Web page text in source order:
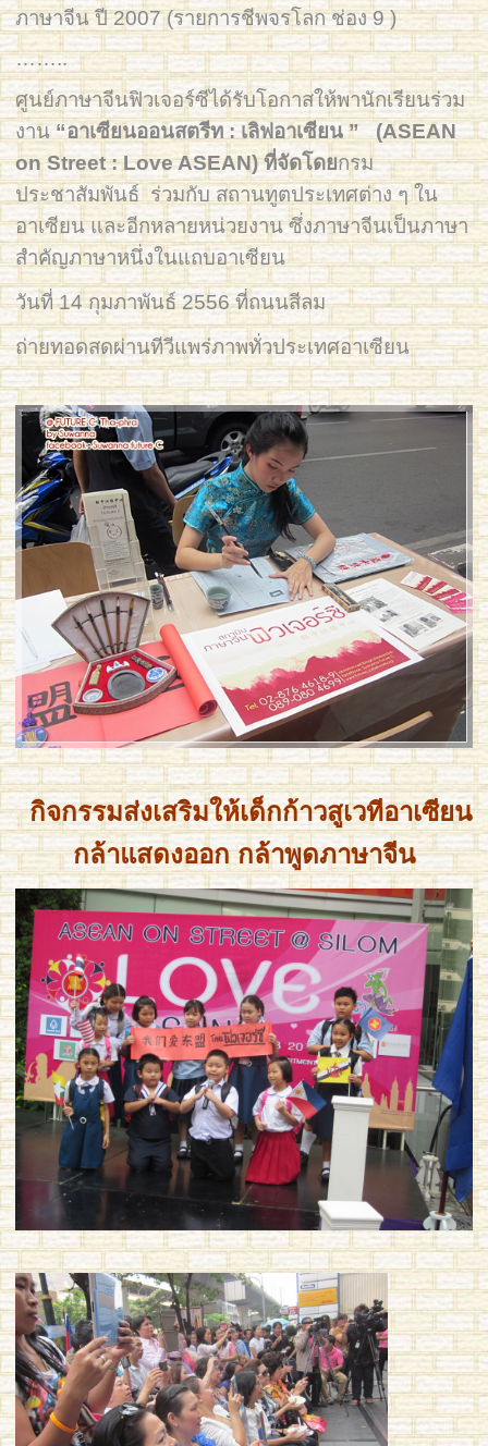
ภาษาจีน ปี 2007 (รายการชีพจรโลก ช่อง 9 )
……..
ศูนย์ภาษาจีนฟิวเจอร์ซีได้รับโอกาสให้พานักเรียนร่วม
งาน “อาเซียนออนสตรีท : เลิฟอาเซียน ” (ASEAN
on Street : Love ASEAN) ที่จัดโดยกรม
ประชาสัมพันธ์ ร่วมกับ สถานทูตประเทศต่าง ๆ ใน
อาเซียน และอีกหลายหน่วยงาน ซึ่งภาษาจีนเป็นภาษา
สำคัญภาษาหนึ่งในแถบอาเซียน
วันที่ 14 กุมภาพันธ์ 2556 ที่ถนนสีลม
ถ่ายทอดสดผ่านทีวีแพร่ภาพทั่วประเทศอาเซียน
กิจกรรมส่งเสริมให้เด็กก้าวสูเวทีอาเซียน
กล้าแสดงออก กล้าพูดภาษาจีน